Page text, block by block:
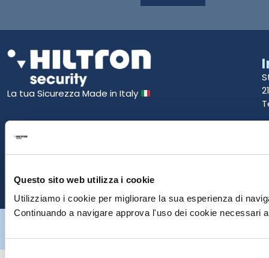
Questo sito web utilizza i cookie
Utilizziamo i cookie per migliorare la sua esperienza di
Continuando a navigare approva l'uso dei cookie necessari
La tua Sicurezza Made in Italy
Hiltron Security è distribuito in Italia da Hiltron Land S.r.l. | P.IVA
riservati